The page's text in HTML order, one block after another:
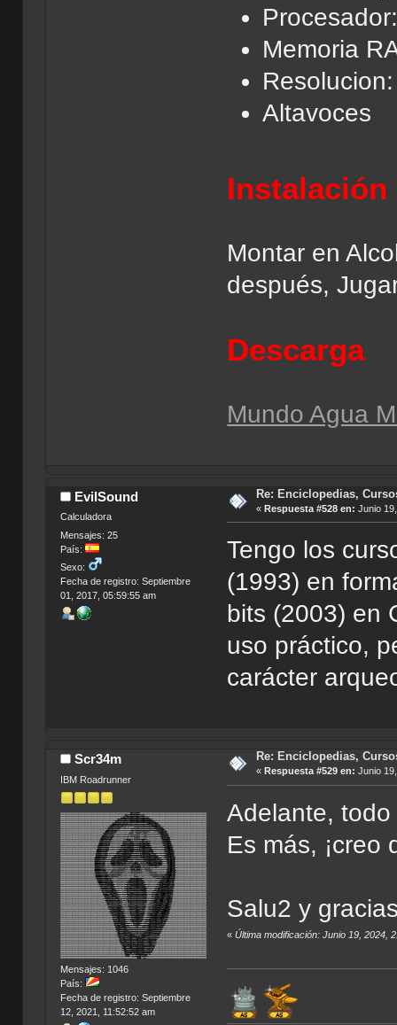
Memoria
Altavoces
Instalación
Montar en
después,
Descarga
Mundo Agua
EvilSound
Calculadora
Mensajes: 25
País:
Sexo:
Fecha de registro: Septiembre
01, 2017, 05:59:55 am
Re: Enciclopedias,
« Respuesta #528 en: Junio
Tengo los
(1993) en
bits (2003) en
uso práctico,
carácter
Scr34m
IBM Roadrunner
Mensajes: 1046
País:
Fecha de registro: Septiembre
12, 2021, 11:52:52 am
Re: Enciclopedias,
« Respuesta #529 en: Junio
Adelante,
Es más, ¡creo
Salu2 y
«Última modificación: Junio 19, 2024,